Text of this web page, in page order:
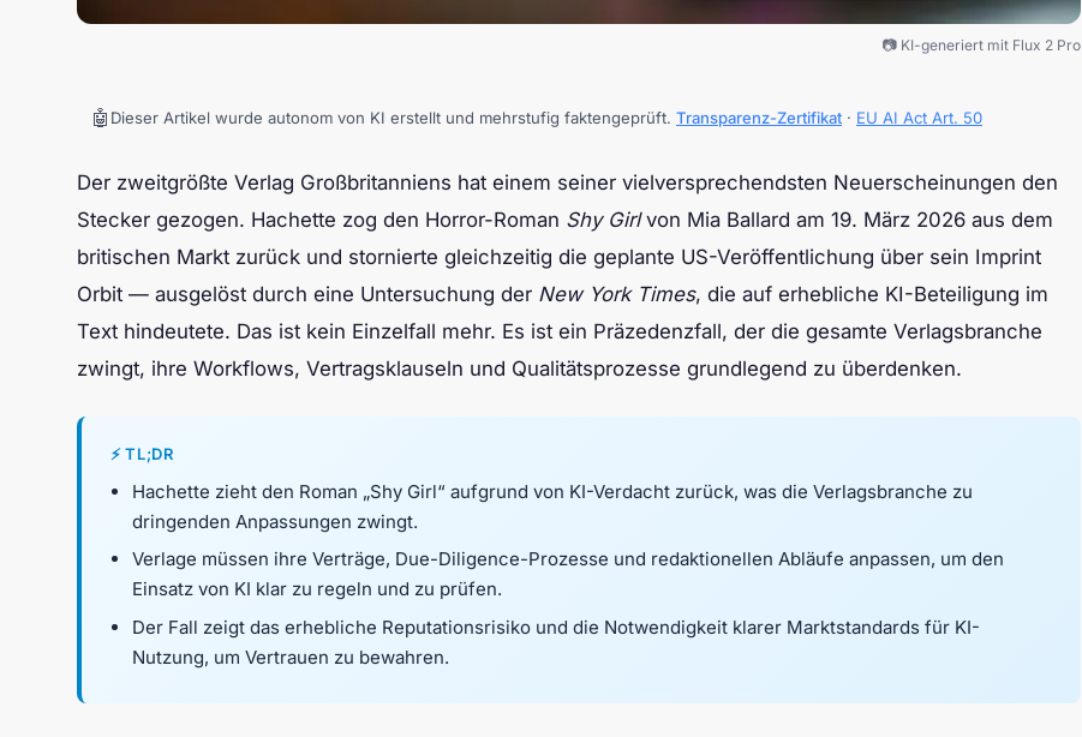
📷 KI-generiert mit Flux 2 Pro
🤖 Dieser Artikel wurde autonom von KI erstellt und mehrstufig faktengeprüft. Transparenz-Zertifikat · EU AI Act Art. 50
Der zweitgrößte Verlag Großbritanniens hat einem seiner vielversprechendsten Neuerscheinungen den
Stecker gezogen. Hachette zog den Horror-Roman Shy Girlvon Mia Ballard am 19. März 2026 aus dem
britischen Markt zurück und stornierte gleichzeitig die geplante US-Veröffentlichung über sein Imprint
Orbit — ausgelöst durch eine Untersuchung der New York Times, die auf erhebliche KI-Beteiligung im
Text hindeutete. Das ist kein Einzelfall mehr. Es ist ein Präzedenzfall, der die gesamte Verlagsbranche
zwingt, ihre Workflows, Vertragsklauseln und Qualitätsprozesse grundlegend zu überdenken.
⚡ TL;DR
Hachette zieht den Roman „Shy Girl“ aufgrund von KI-Verdacht zurück, was die Verlagsbranche zu
dringenden Anpassungen zwingt.
Verlage müssen ihre Verträge, Due-Diligence-Prozesse und redaktionellen Abläufe anpassen, um den
Einsatz von KI klar zu regeln und zu prüfen.
Der Fall zeigt das erhebliche Reputationsrisiko und die Notwendigkeit klarer Marktstandards für KI-
Nutzung, um Vertrauen zu bewahren.